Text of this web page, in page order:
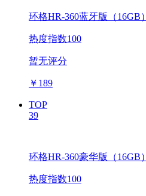
环格HR-360蓝牙版（16GB）
热度指数100
暂无评分
￥ 189
TOP
39
环格HR-360豪华版（16GB）
热度指数100